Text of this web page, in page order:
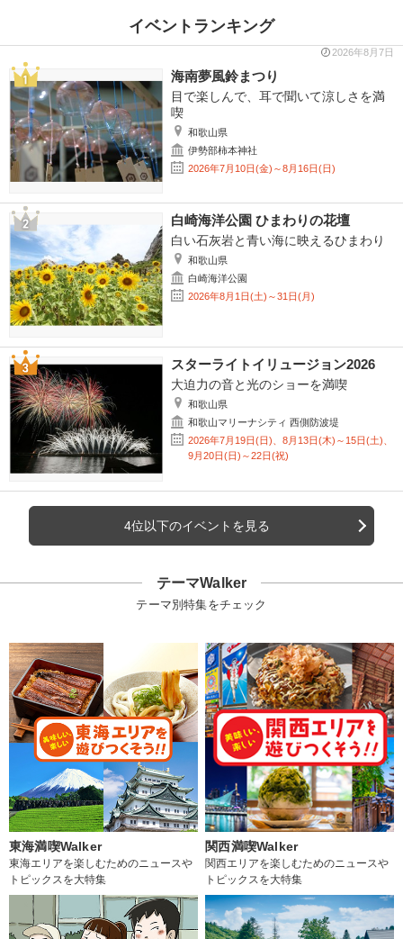
イベントランキング
2026年8月7日
海南夢風鈴まつり
目で楽しんで、耳で聞いて涼しさを満
喫
和歌山県
伊勢部柿本神社
2026年7月10日(金)～8月16日(日)
白崎海洋公園 ひまわりの花壇
白い石灰岩と青い海に映えるひまわり
和歌山県
白崎海洋公園
2026年8月1日(土)～31日(月)
スターライトイリュージョン2026
大迫力の音と光のショーを満喫
和歌山県
和歌山マリーナシティ 西側防波堤
2026年7月19日(日)、8月13日(木)～15日(土)、
9月20日(日)～22日(祝)
4位以下のイベントを見る
テーマWalker
テーマ別特集をチェック
東海満喫Walker
東海エリアを楽しむためのニュースや
トピックスを大特集
関西満喫Walker
関西エリアを楽しむためのニュースや
トピックスを大特集